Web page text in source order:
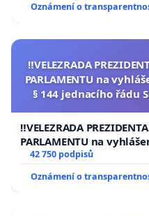
Oznámení o
‼️VELEZRADA
PARLAMENTU na
§ 144 jednacího řádu
‼️VELEZRADA
PARLAMENTU na
144 jednacího řádu
usnesení k podání
republiky
42 750 podpisů
Oznámení o